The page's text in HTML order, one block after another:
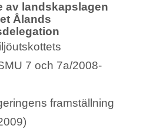
av landskapslagen
Ålands
7 och 7a/2008-
framställning